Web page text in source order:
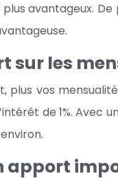
avantageux.
sur les
vos
de 1%.
apport